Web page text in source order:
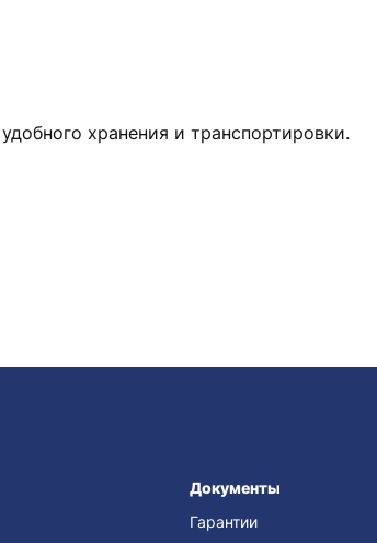
хранения и транспортировки.
Документы
Гарантии